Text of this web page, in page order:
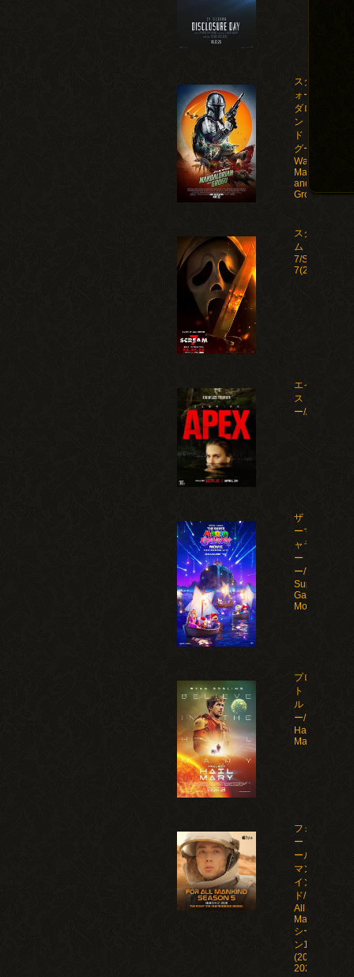
スター・ウ
ォーズ マン
ダロリア
ン・アン
ド・グロー
グー/Star
Wars: The
Mandalorian
and
Grogu(2026)
スクリー
ム
7/Scream
7(2026)
エイペック
ス・プレデタ
ー/
ザ・スーパ
ーマリオギ
ャラクシ
ー・ムービ
ー/The
Super Mario
Galaxy
Movie(2026)
プロジェク
ト・ヘイ
ル・メアリ
ー/Project
Hail
Mary(2026)
フォ
ー・オ
ール・
マンカ
イン
ド/For
All
Mankind
シーズ
ン1-5
(2019-
2026)